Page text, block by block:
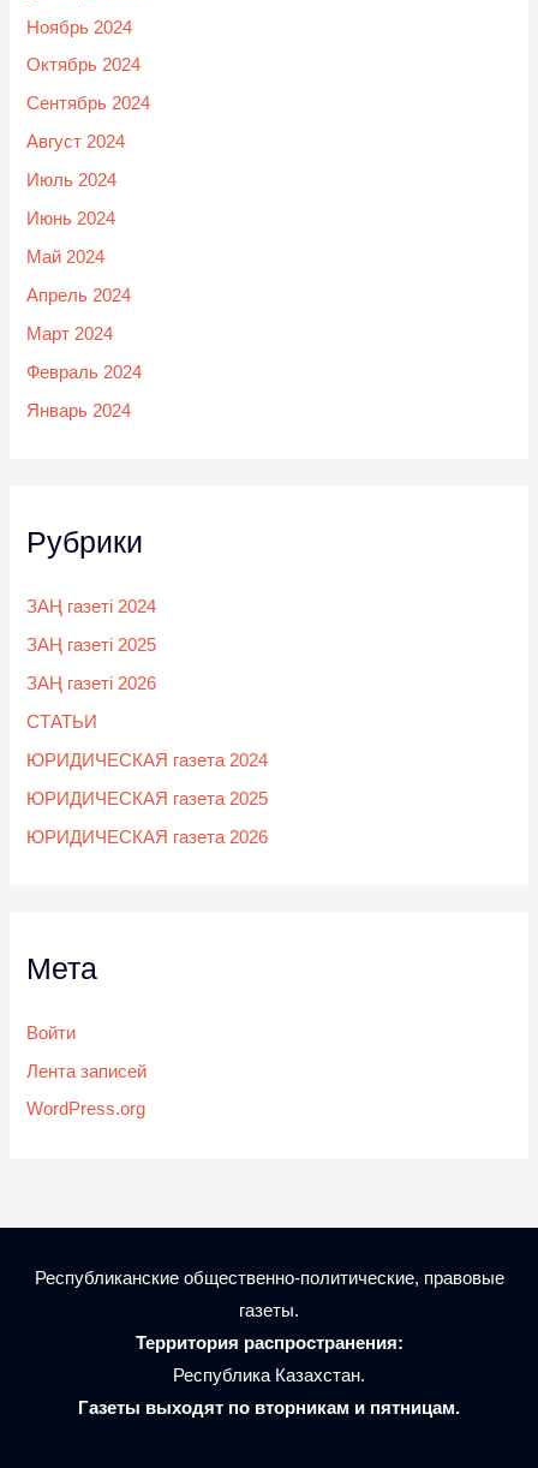
Ноябрь 2024
Октябрь 2024
Сентябрь 2024
Август 2024
Июль 2024
Июнь 2024
Май 2024
Апрель 2024
Март 2024
Февраль 2024
Январь 2024
Рубрики
ЗАҢ газеті 2024
ЗАҢ газеті 2025
ЗАҢ газеті 2026
СТАТЬИ
ЮРИДИЧЕСКАЯ газета 2024
ЮРИДИЧЕСКАЯ газета 2025
ЮРИДИЧЕСКАЯ газета 2026
Мета
Войти
Лента записей
WordPress.org
Республиканские общественно-политические, правовые
газеты.
Территория распространения:
Республика Казахстан.
Газеты выходят по вторникам и пятницам.